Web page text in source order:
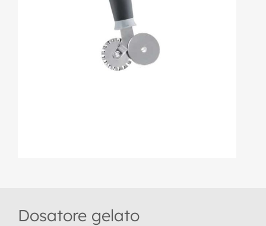
Dosatore gelato